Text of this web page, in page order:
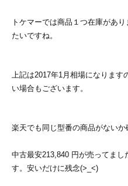
トケマーでは商品１つ在庫があ
たいですね。
上記は2017年1月相場になります
い場合もございます。
楽天でも同じ型番の商品がないか
中古最安213,840 円が売ってま
す。安いだけに残念(>_<)